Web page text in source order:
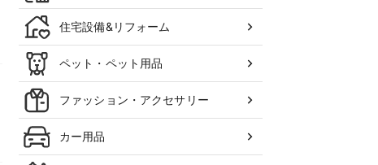
住宅設備&リフォーム
ペット・ペット用品
ファッション・アクセサリー
カー用品